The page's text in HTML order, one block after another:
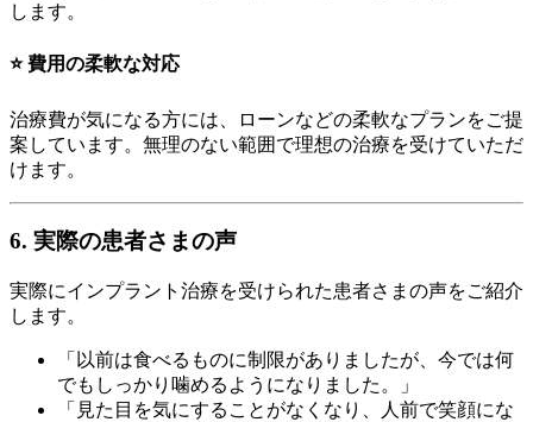
します。
⭐ 費用の柔軟な対応
治療費が気になる方には、ローンなどの柔軟なプランをご提
案しています。無理のない範囲で理想の治療を受けていただ
けます。
6. 実際の患者さまの声
実際にインプラント治療を受けられた患者さまの声をご紹介
します。
「以前は食べるものに制限がありましたが、今では何
でもしっかり噛めるようになりました。」
「見た目を気にすることがなくなり、人前で笑顔にな